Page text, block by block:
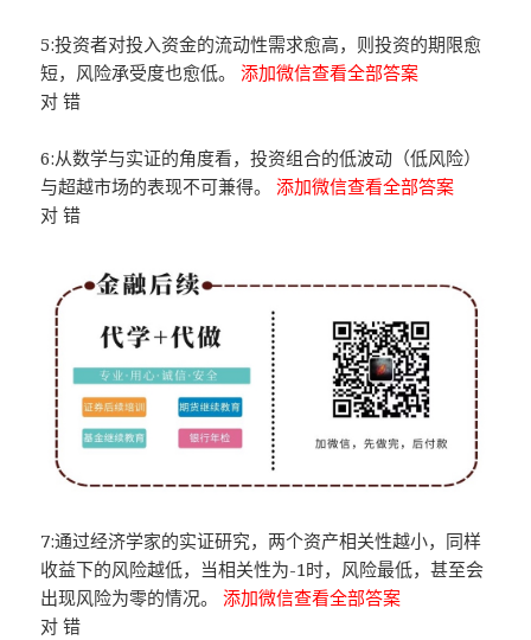
5:投资者对投入资金的流动性需求愈高，则投资的期限愈
短，风险承受度也愈低。添加微信查看全部答案
对 错
6:从数学与实证的角度看，投资组合的低波动（低风险）
与超越市场的表现不可兼得。添加微信查看全部答案
对 错
7:通过经济学家的实证研究，两个资产相关性越小，同样
收益下的风险越低，当相关性为-1时，风险最低，甚至会
出现风险为零的情况。添加微信查看全部答案
对 错